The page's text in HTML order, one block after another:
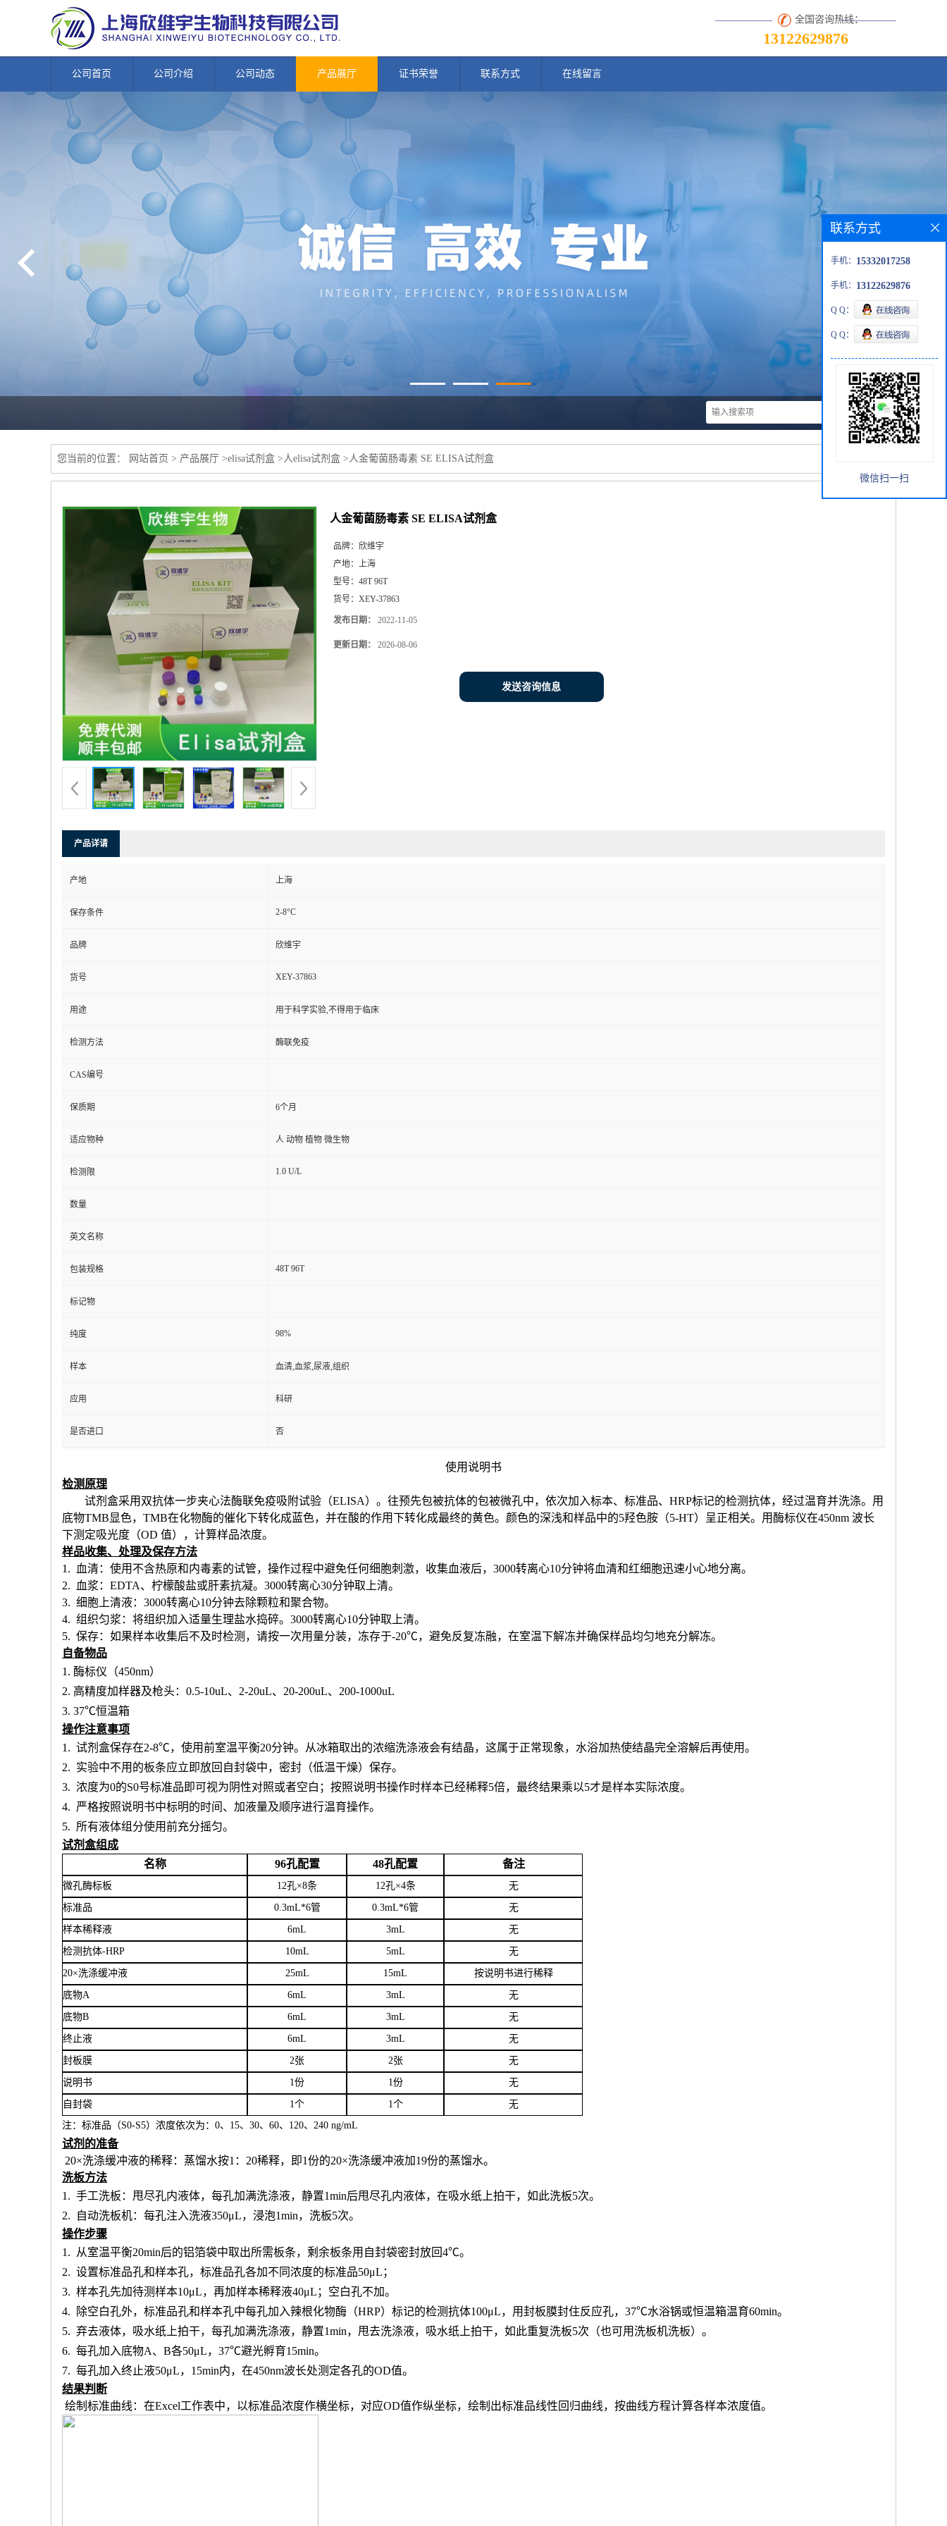
全国咨询热线：
13122629876
公司首页 公司介绍 公司动态 产品展厅 证书荣誉 联系方式 在线留言
您当前的位置： 网站首页 > 产品展厅 >elisa试剂盒 >人elisa试剂盒 >人金葡菌肠毒素 SE ELISA试剂盒
人金葡菌肠毒素 SE ELISA试剂盒
品牌： 欣维宇
产地： 上海
型号： 48T 96T
货号： XEY-37863
发布日期： 2022-11-05
更新日期： 2026-08-06
发送咨询信息
产品详请
产地 上海
保存条件 2-8°C
品牌 欣维宇
货号 XEY-37863
用途 用于科学实验,不得用于临床
检测方法 酶联免疫
CAS编号
保质期 6个月
适应物种 人 动物 植物 微生物
检测限 1.0 U/L
数量
英文名称
包装规格 48T 96T
标记物
纯度 98%
样本 血清,血浆,尿液,组织
应用 科研
是否进口 否
使用说明书
检测原理
试剂盒采用双抗体一步夹心法酶联免疫吸附试验（ELISA）。往预先包被抗体的包被微孔中，依次加入标本、标准品、HRP标记的检测抗体，经过温育并洗涤。用
底物TMB显色，TMB在化物酶的催化下转化成蓝色，并在酸的作用下转化成最终的黄色。颜色的深浅和样品中的5羟色胺（5-HT） 呈正相关。用酶标仪在450nm 波长
下测定吸光度（OD 值），计算样品浓度。
样品收集、处理及保存方法
1. 血清：使用不含热原和内毒素的试管，操作过程中避免任何细胞刺激，收集血液后，3000转离心10分钟将血清和红细胞迅速小心地分离。
2. 血浆：EDTA、柠檬酸盐或肝素抗凝。3000转离心30分钟取上清。
3. 细胞上清液：3000转离心10分钟去除颗粒和聚合物。
4. 组织匀浆：将组织加入适量生理盐水捣碎。3000转离心10分钟取上清。
5. 保存：如果样本收集后不及时检测，请按一次用量分装，冻存于-20℃，避免反复冻融，在室温下解冻并确保样品均匀地充分解冻。
自备物品
1. 酶标仪（450nm）
2. 高精度加样器及枪头： 0.5-10uL、2-20uL、20-200uL、200-1000uL
3. 37℃恒温箱
操作注意事项
1. 试剂盒保存在2-8℃，使用前室温平衡20分钟。从冰箱取出的浓缩洗涤液会有结晶，这属于正常现象，水浴加热使结晶完全溶解后再使用。
2. 实验中不用的板条应立即放回自封袋中，密封（低温干燥）保存。
3. 浓度为0的S0号标准品即可视为阴性对照或者空白；按照说明书操作时样本已经稀释5倍，最终结果乘以5才是样本实际浓度。
4. 严格按照说明书中标明的时间、加液量及顺序进行温育操作。
5. 所有液体组分使用前充分摇匀。
试剂盒组成
名称
96孔配置 48孔配置 备注
微孔酶标板 12孔×8条 12孔×4条 无
标准品 0.3mL*6管 0.3mL*6管 无
样本稀释液 6mL 3mL 无
检测抗体-HRP 10mL 5mL 无
20×洗涤缓冲液 25mL 15mL 按说明书进行稀释
底物A 6mL 3mL 无
底物B 6mL 3mL 无
终止液 6mL 3mL 无
封板膜 2张 2张 无
说明书 1份 1份 无
自封袋 1个 1个
无
注：标准品（S0-S5）浓度依次为： 0、15、30、60、120、240 ng/mL
试剂的准备
20×洗涤缓冲液的稀释：蒸馏水按1：20稀释，即1份的20×洗涤缓冲液加19份的蒸馏水。
洗板方法
1. 手工洗板：甩尽孔内液体，每孔加满洗涤液，静置1min后甩尽孔内液体，在吸水纸上拍干，如此洗板5次。
2.
自动洗板机：每孔注入洗液350μL，浸泡1min，洗板5次。
操作步骤
1.
从室温平衡20min后的铝箔袋中取出所需板条，剩余板条用自封袋密封放回4℃。
2. 设置标准品孔和样本孔，标准品孔各加不同浓度的标准品50μL；
3. 样本孔先加待测样本10μL，再加样本稀释液40μL； 空白孔不加。
4.
除空白孔外， 标准品孔和样本孔中每孔加入辣根化物酶（HRP）标记的检测抗体100μL，用封板膜封住反应孔，37℃水浴锅或恒温箱温育60min。
5. 弃去液体，吸水纸上拍干，每孔加满洗涤液，静置1min，甩去洗涤液，吸水纸上拍干，如此重复洗板5次（也可用洗板机洗板）。
6. 每孔加入底物A、B各50μL，37℃避光孵育15min。
7. 每孔加入终止液50μL，15min内，在450nm波长处测定各孔的OD值。
结果判断
绘制标准曲线：在Excel工作表中，以标准品浓度作横坐标，对应OD值作纵坐标，绘制出标准品线性回归曲线，按曲线方程计算各样本浓度值。
联系方式
手机： 15332017258
手机： 13122629876
Q Q：
Q Q：
微信扫一扫